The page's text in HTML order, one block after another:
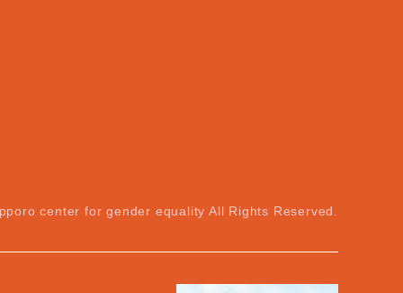
center for gender equality All Rights Reserved.